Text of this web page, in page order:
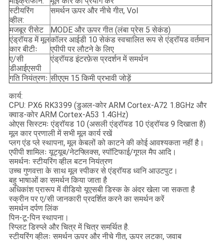
स्टीयरिंग
व्हील:
समर्थन ऊपर और नीचे गीत, Vol
मजबूर रीसेट
MODE और ऊपर गीत (लंबा प्रेस 5 सेकंड)
एंड्रॉयड में मूल
कार बीटीः
कॉलर आईडी 10 सेकंड स्वचालित रूप से एंड्रॉयड वर्तमान
एपीपी पर लौटने के लिए
ए/सी
डीआईएसपी
एंड्रॉयड इंटरफ़ेस प्रदर्शन में समर्थन
गति नियंत्रणः सीएएम 15 किमी प्रभावी जोड़ें
कार्य:
CPU: PX6 RK3399 (डुअल-कोर ARM Cortex-A72 1.8GHz और
क्वाड-कोर ARM Cortex-A53 1.4GHz)
ओएस सिस्टमः एंड्रॉयड 10 (असली एंड्रॉयड 10 एंड्रॉयड 9 दिखाता है)
मूल कार प्रणाली में सभी मूल कार्य रखें
प्लग एंड प्ले स्थापना, मूल केबलों को काटने की कोई आवश्यकता नहीं है।
एपीपी शामिलः यूट्यूब/नेटफ्लिक्स, स्पॉटिफाई/गूगल मैप आदि।
समर्थनः स्टीयरिंग व्हील बटन नियंत्रण
उच्च गुणवत्ता के साथ मूल स्पीकर से एंड्रॉयड ध्वनि आउटपुट।
बहु भाषाओं का समर्थन किया जाता है
अधिकांश प्रारूप में वीडियो यूएसबी डिस्क के अंदर खेला जा सकता है
स्क्रीन पर ए/सी जानकारी प्रदर्शित करने का समर्थन करें
समर्थन दर्पण लिंक
पिन-टू-पिन स्थापना।
स्प्लिट डिस्प्ले और चित्र में चित्र समर्थित है.
स्टीयरिंग व्हीलः समर्थन ऊपर और नीचे गीत, ऊपर लटका, जवाब